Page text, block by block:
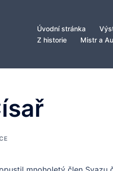
Úvodní stránka
Z historie
Mistr a